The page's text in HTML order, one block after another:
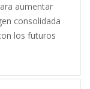
aumentar
consolidada
los futuros